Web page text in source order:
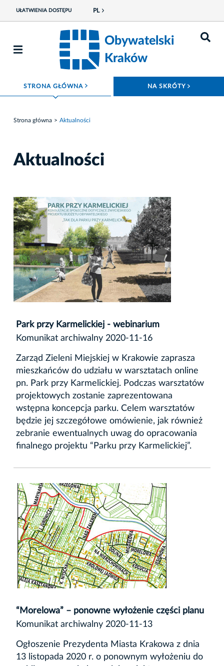
UŁATWIENIA DOSTĘPU PL
Obywatelski
Kraków
STRONA GŁÓWNA ROZWIŃ MENU NA SKRÓTY
Strona główna Aktualności
Aktualności
Park przy Karmelickiej - webinarium
Komunikat archiwalny 2020-11-16
Zarząd Zieleni Miejskiej w Krakowie zaprasza
mieszkańców do udziału w warsztatach online
pn. Park przy Karmelickiej. Podczas warsztatów
projektowych zostanie zaprezentowana
wstępna koncepcja parku. Celem warsztatów
będzie jej szczegółowe omówienie, jak również
zebranie ewentualnych uwag do opracowania
finalnego projektu “Parku przy Karmelickiej”.
“Morelowa” – ponowne wyłożenie części planu
Komunikat archiwalny 2020-11-13
Ogłoszenie Prezydenta Miasta Krakowa z dnia
13 listopada 2020 r. o ponownym wyłożeniu do